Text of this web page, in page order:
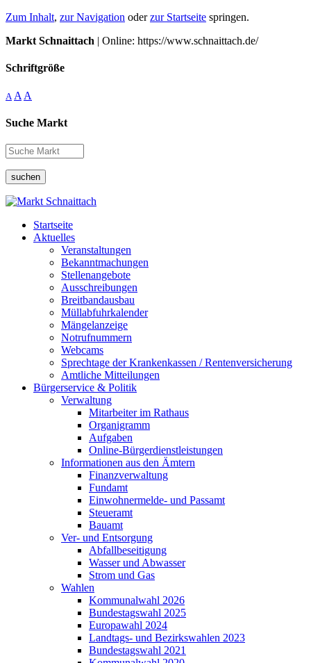
Zum Inhalt, zur Navigation oderzur Startseite springen.
Markt Schnaittach | Online: https://www.schnaittach.de/
Schriftgröße
A A A
Suche Markt
suchen
Startseite
Aktuelles
Veranstaltungen
Bekanntmachungen
Stellenangebote
Ausschreibungen
Breitbandausbau
Müllabfuhrkalender
Mängelanzeige
Notrufnummern
Webcams
Sprechtage der Krankenkassen / Rentenversicherung
Amtliche Mitteilungen
Bürgerservice & Politik
Verwaltung
Mitarbeiter im Rathaus
Organigramm
Aufgaben
Online-Bürgerdienstleistungen
Informationen aus den Ämtern
Finanzverwaltung
Fundamt
Einwohnermelde- und Passamt
Steueramt
Bauamt
Ver- und Entsorgung
Abfallbeseitigung
Wasser und Abwasser
Strom und Gas
Wahlen
Kommunalwahl 2026
Bundestagswahl 2025
Europawahl 2024
Landtags- und Bezirkswahlen 2023
Bundestagswahl 2021